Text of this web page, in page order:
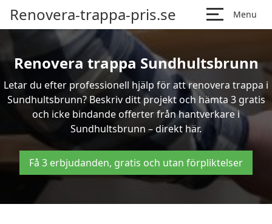
Renovera-trappa-pris.se Menu
Renovera trappa Sundhultsbrunn
Letar du efter professionell hjälp för att renovera trappa i
Sundhultsbrunn? Beskriv ditt projekt och hämta 3 gratis
och icke bindande offerter från hantverkare i
Sundhultsbrunn – direkt här.
Få 3 erbjudanden, gratis och utan förpliktelser